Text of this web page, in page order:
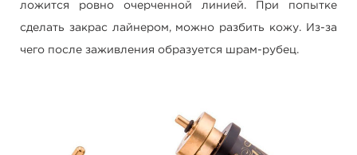
ложится ровно очерченной линией. При попытке
сделать закрас лайнером, можно разбить кожу. Из-за
чего после заживления образуется шрам-рубец.